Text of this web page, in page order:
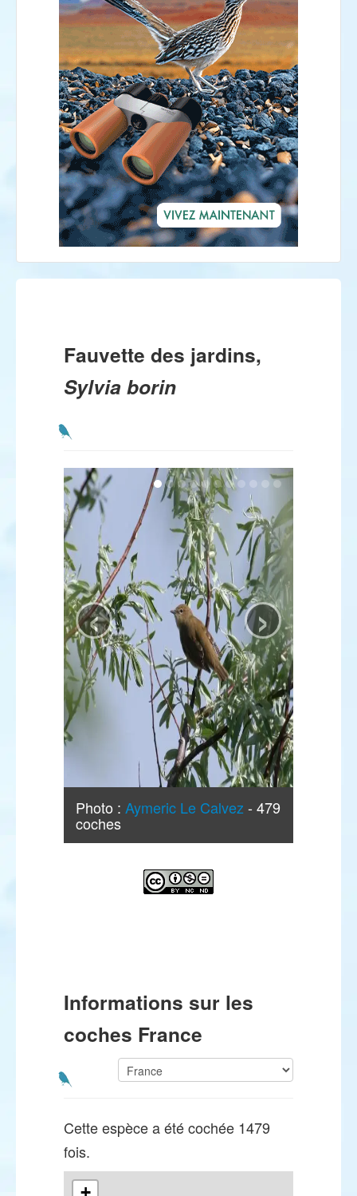
Fauvette des jardins,
Sylvia borin
Photo : Aymeric Le Calvez - 479
coches
‹ ›
Informations sur les
coches France
Cette espèce a été cochée 1479
fois.